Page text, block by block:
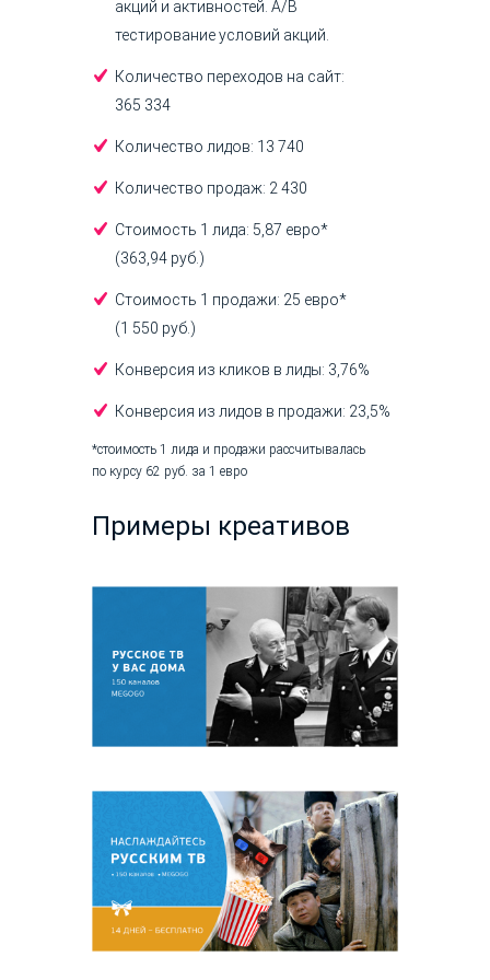
акций и активностей. A/B
тестирование условий акций.
Количество переходов на сайт:
365 334
Количество лидов: 13 740
Количество продаж: 2 430
Стоимость 1 лида: 5,87 евро*
(363,94 руб.)
Стоимость 1 продажи: 25 евро*
(1 550 руб.)
Конверсия из кликов в лиды: 3,76%
Конверсия из лидов в продажи: 23,5%
*стоимость 1 лида и продажи рассчитывалась
по курсу 62 руб. за 1 евро
Примеры креативов